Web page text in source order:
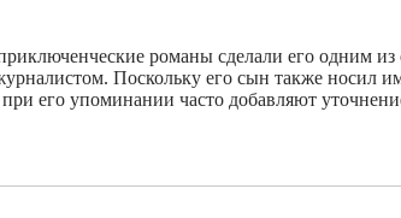
романы сделали его одним
Поскольку его сын также носил
его упоминании часто добавляют